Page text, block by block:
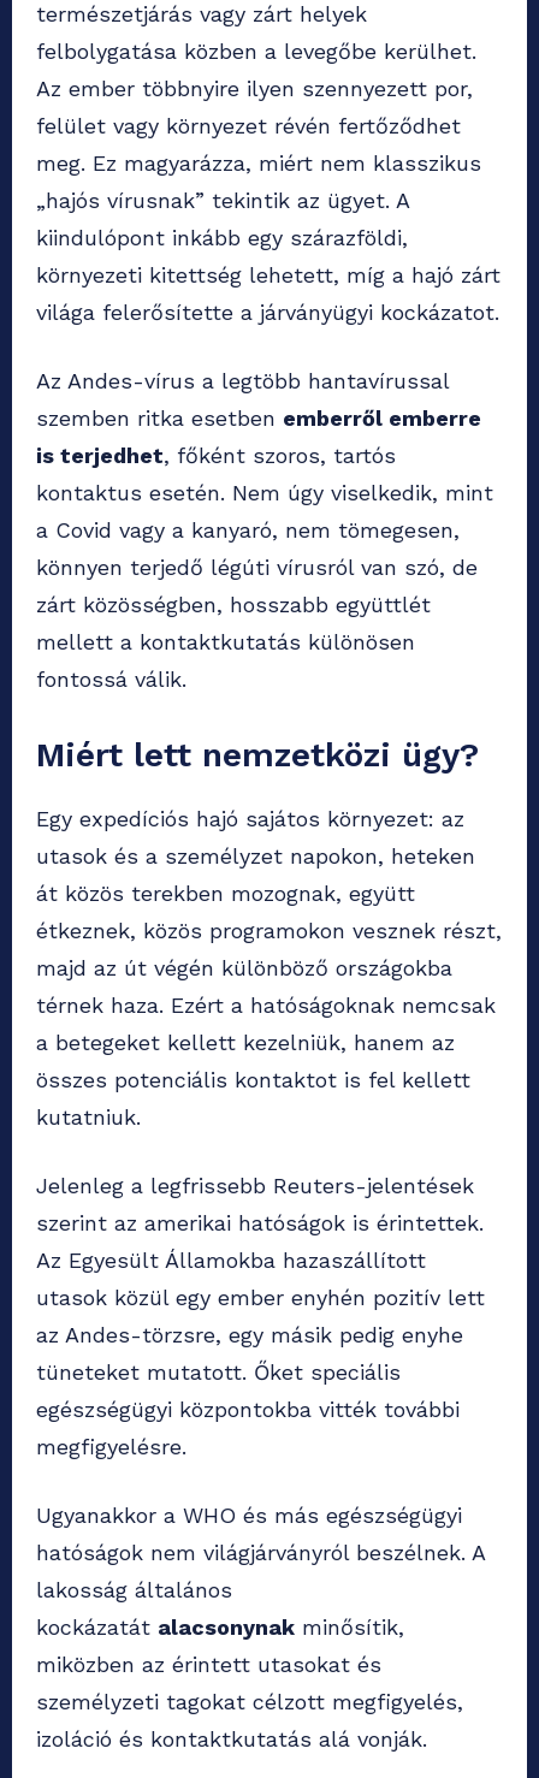
természetjárás vagy zárt helyek
felbolygatása közben a levegőbe kerülhet.
Az ember többnyire ilyen szennyezett por,
felület vagy környezet révén fertőződhet
meg. Ez magyarázza, miért nem klasszikus
„hajós vírusnak” tekintik az ügyet. A
kiindulópont inkább egy szárazföldi,
környezeti kitettség lehetett, míg a hajó zárt
világa felerősítette a járványügyi kockázatot.
Az Andes-vírus a legtöbb hantavírussal
szemben ritka esetben emberről emberre
is terjedhet, főként szoros, tartós
kontaktus esetén. Nem úgy viselkedik, mint
a Covid vagy a kanyaró, nem tömegesen,
könnyen terjedő légúti vírusról van szó, de
zárt közösségben, hosszabb együttlét
mellett a kontaktkutatás különösen
fontossá válik.
Miért lett nemzetközi ügy?
Egy expedíciós hajó sajátos környezet: az
utasok és a személyzet napokon, heteken
át közös terekben mozognak, együtt
étkeznek, közös programokon vesznek részt,
majd az út végén különböző országokba
térnek haza. Ezért a hatóságoknak nemcsak
a betegeket kellett kezelniük, hanem az
összes potenciális kontaktot is fel kellett
kutatniuk.
Jelenleg a legfrissebb Reuters-jelentések
szerint az amerikai hatóságok is érintettek.
Az Egyesült Államokba hazaszállított
utasok közül egy ember enyhén pozitív lett
az Andes-törzsre, egy másik pedig enyhe
tüneteket mutatott. Őket speciális
egészségügyi központokba vitték további
megfigyelésre.
Ugyanakkor a WHO és más egészségügyi
hatóságok nem világjárványról beszélnek. A
lakosság általános
kockázatát alacsonynak minősítik,
miközben az érintett utasokat és
személyzeti tagokat célzott megfigyelés,
izoláció és kontaktkutatás alá vonják.